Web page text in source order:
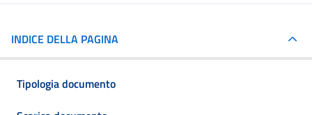
INDICE DELLA PAGINA
Tipologia documento